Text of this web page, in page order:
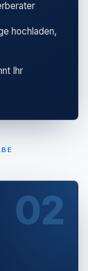
hochladen,
Ihr
02